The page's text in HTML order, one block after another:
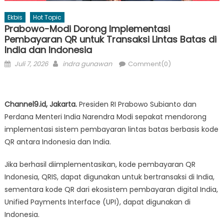
Ekbis Hot Topic
Prabowo-Modi Dorong Implementasi
Pembayaran QR untuk Transaksi Lintas Batas di
India dan Indonesia
Posted
Juli 7, 2026 Author
indra gunawan Comment(0)
Channel9.id, Jakarta.Presiden RI Prabowo Subianto dan
Perdana Menteri India Narendra Modi sepakat mendorong
implementasi sistem pembayaran lintas batas berbasis kode
QR antara Indonesia dan India.
Jika berhasil diimplementasikan, kode pembayaran QR
Indonesia, QRIS, dapat digunakan untuk bertransaksi di India,
sementara kode QR dari ekosistem pembayaran digital India,
Unified Payments Interface (UPI), dapat digunakan di
Indonesia.